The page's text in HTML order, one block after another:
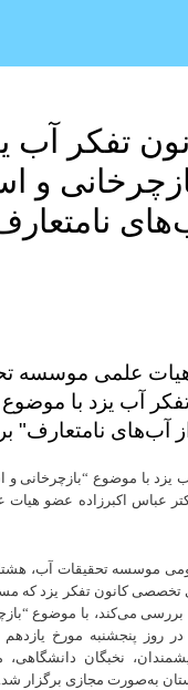
تفکر آب
و
علمی موسسه
آب یزد با موضوع
آب‌های نامتعارف"
با موضوع “بازچرخانی و
عباس اکبرزاده عضو
موسسه تحقیقات آب،
کانون تفکر یزد که
بررسی می‌کند، با موضوع
در روز پنجشنبه مورخ
نخبگان دانشگاهی،
به‌صورت مجازی برگزار شد.